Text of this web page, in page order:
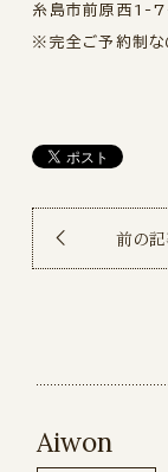
糸島市前原西1-
※完全ご予約制な
前の
Aiwon